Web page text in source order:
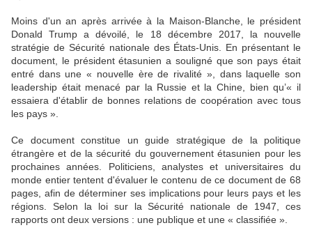
Moins d'un an après arrivée à la Maison-Blanche, le président
Donald Trump a dévoilé, le 18 décembre 2017, la nouvelle
stratégie de Sécurité nationale des États-Unis. En présentant le
document, le président étasunien a souligné que son pays était
entré dans une « nouvelle ère de rivalité », dans laquelle son
leadership était menacé par la Russie et la Chine, bien qu’« il
essaiera d'établir de bonnes relations de coopération avec tous
les pays ».
Ce document constitue un guide stratégique de la politique
étrangère et de la sécurité du gouvernement étasunien pour les
prochaines années. Politiciens, analystes et universitaires du
monde entier tentent d'évaluer le contenu de ce document de 68
pages, afin de déterminer ses implications pour leurs pays et les
régions. Selon la loi sur la Sécurité nationale de 1947, ces
rapports ont deux versions : une publique et une « classifiée ».